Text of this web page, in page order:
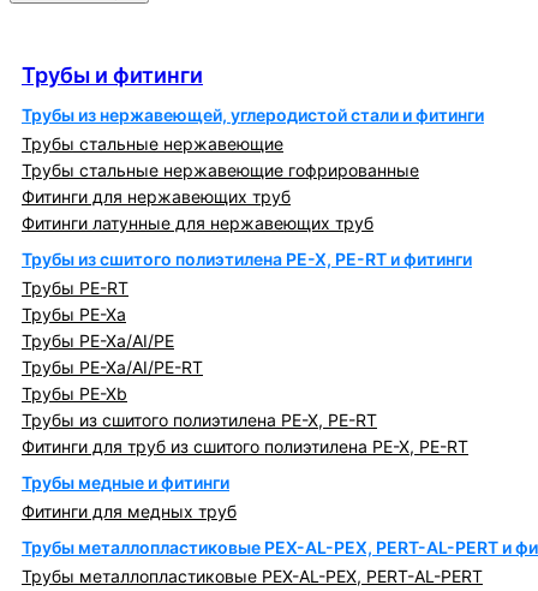
Трубы и фитинги
Трубы из нержавеющей, углеродистой стали и фитинги
Трубы стальные нержавеющие
Трубы стальные нержавеющие гофрированные
Фитинги для нержавеющих труб
Фитинги латунные для нержавеющих труб
Трубы из сшитого полиэтилена PE-X, PE-RT и фитинги
Трубы PE-RT
Трубы PE-Xa
Трубы PE-Xa/AI/PE
Трубы PE-Xa/AI/PE-RT
Трубы PE-Xb
Трубы из сшитого полиэтилена PE-X, PE-RT
Фитинги для труб из сшитого полиэтилена PE-X, PE-RT
Трубы медные и фитинги
Фитинги для медных труб
Трубы металлопластиковые PEX-AL-PEX, PERT-AL-PERT и
Трубы металлопластиковые PEX-AL-PEX, PERT-AL-PERT